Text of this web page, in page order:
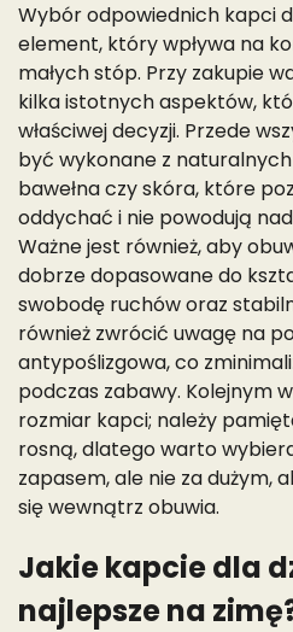
Wybór odpowiednich kapci
element, który wpływa na
małych stóp. Przy zakupie
kilka istotnych aspektów,
właściwej decyzji. Przede
być wykonane z
bawełna czy skóra, które
oddychać i nie powodują
Ważne jest również, aby
dobrze dopasowane do
swobodę ruchów oraz
również zwrócić uwagę na
antypoślizgowa, co
podczas zabawy. Kolejnym
rozmiar kapci; należy
rosną, dlatego warto
zapasem, ale nie za dużym,
się wewnątrz obuwia.
Jakie kapcie dla
najlepsze na